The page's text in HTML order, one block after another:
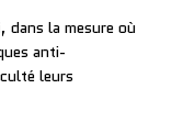
, dans la mesure où
anti-
leurs